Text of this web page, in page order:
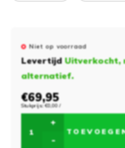
Niet op voorraad
LevertijdUitverkocht,
alternatief.
€69,95
Stukprijs: €0,00 /
+
-